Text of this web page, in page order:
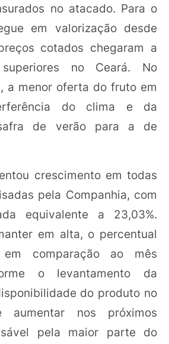
no atacado. Para o
em valorização desde
cotados chegaram a
no Ceará. No
a menor oferta do fruto em
do clima e da
de verão para a de
crescimento em todas
pela Companhia, com
equivalente a 23,03%.
em alta, o percentual
comparação ao mês
o levantamento da
do produto no
aumentar nos próximos
pela maior parte do